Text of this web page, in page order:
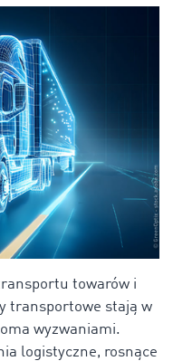
towarów i
transportowe stają w
wyzwaniami.
logistyczne, rosnące